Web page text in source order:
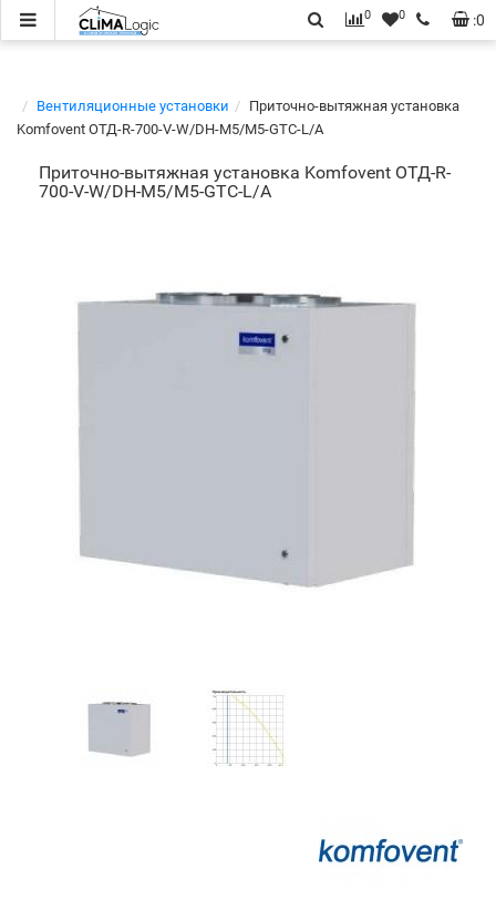
:0
0 0
Вентиляционные установки
Приточно-вытяжная установка
Komfovent ОТД-R-700-V-W/DH-M5/M5-GTC-L/A
Приточно-вытяжная установка Komfovent ОТД-R-
700-V-W/DH-M5/M5-GTC-L/A